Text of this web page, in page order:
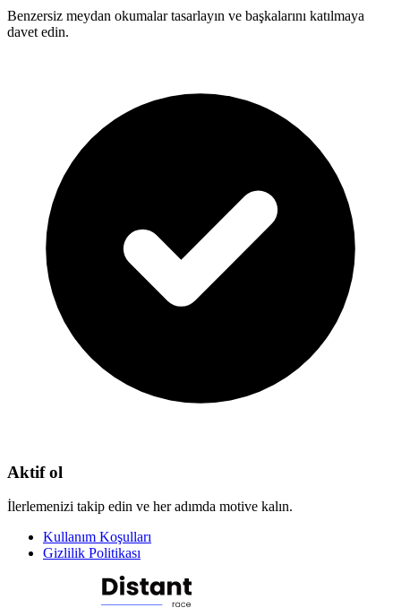
Benzersiz meydan okumalar tasarlayın ve başkalarını katılmaya
davet edin.
Aktif ol
İlerlemenizi takip edin ve her adımda motive kalın.
Kullanım Koşulları
Gizlilik Politikası